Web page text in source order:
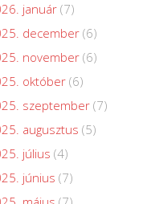
január (7)
december (6)
november (6)
október (6)
szeptember (7)
augusztus (5)
július (4)
június (7)